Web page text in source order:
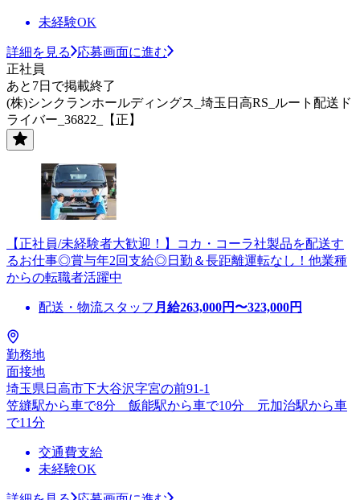
未経験OK
詳細を見る
応募画面に進む
正社員
あと7日で掲載終了
(株)シンクランホールディングス_埼玉日高RS_ルート配送ド
ライバー_36822_【正】
【正社員/未経験者大歓迎！】コカ・コーラ社製品を配送す
るお仕事◎賞与年2回支給◎日勤＆長距離運転なし！他業種
からの転職者活躍中
配送・物流スタッフ 月給263,000円〜323,000円
勤務地
面接地
埼玉県日高市下大谷沢字宮の前91-1
笠縫駅から車で8分 飯能駅から車で10分 元加治駅から車
で11分
交通費支給
未経験OK